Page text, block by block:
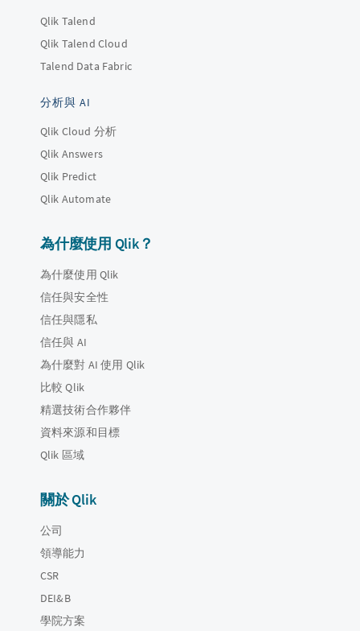
Qlik Talend
Qlik Talend Cloud
Talend Data Fabric
分析與 AI
Qlik Cloud 分析
Qlik Answers
Qlik Predict
Qlik Automate
為什麼使用 Qlik？
為什麼使用 Qlik
信任與安全性
信任與隱私
信任與 AI
為什麼對 AI 使用 Qlik
比較 Qlik
精選技術合作夥伴
資料來源和目標
Qlik 區域
關於 Qlik
公司
領導能力
CSR
DEI&B
學院方案